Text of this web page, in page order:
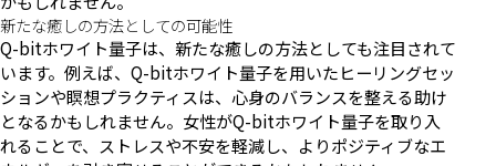
新たな癒しの方法としての可能性
Q-bitホワイト量子は、新たな癒しの方法としても注目されて
います。例えば、Q-bitホワイト量子を用いたヒーリングセッ
ションや瞑想プラクティスは、心身のバランスを整える助け
となるかもしれません。女性がQ-bitホワイト量子を取り入
れることで、ストレスや不安を軽減し、よりポジティブなエ